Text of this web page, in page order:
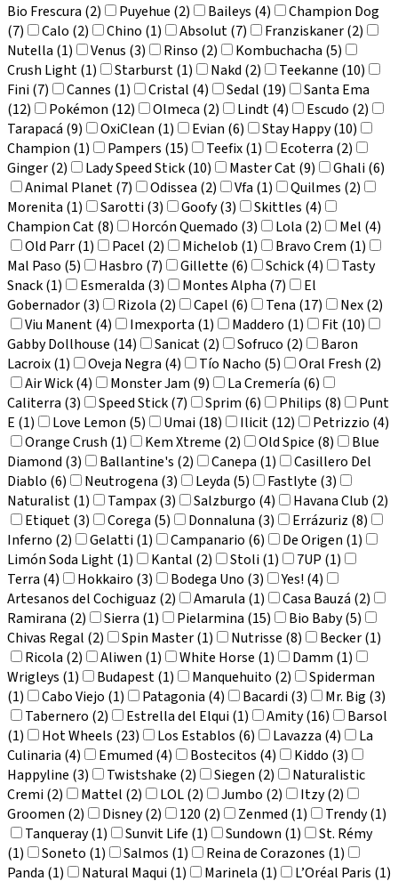
Bio Frescura (2)
Puyehue (2) Baileys (4)
Champion Dog
(7)
Calo (2) Chino (1) Absolut (7)
Franziskaner (2)
Nutella (1)
Venus (3) Rinso (2)
Kombuchacha (5)
Crush Light (1)
Starburst (1) Nakd (2)
Teekanne (10)
Fini (7)
Cannes (1) Cristal (4) Sedal (19)
Santa Ema
(12)
Pokémon (12) Olmeca (2) Lindt (4)
Escudo (2)
Tarapacá (9)
OxiClean (1) Evian (6)
Stay Happy (10)
Champion (1)
Pampers (15) Teefix (1)
Ecoterra (2)
Ginger (2)
Lady Speed Stick (10) Master Cat (9)
Ghali (6)
Animal Planet (7)
Odissea (2) Vfa (1)
Quilmes (2)
Morenita (1)
Sarotti (3) Goofy (3)
Skittles (4)
Champion Cat (8)
Horcón Quemado (3) Lola (2)
Mel (4)
Old Parr (1)
Pacel (2) Michelob (1)
Bravo Crem (1)
Mal Paso (5)
Hasbro (7) Gillette (6) Schick (4)
Tasty
Snack (1)
Esmeralda (3) Montes Alpha (7)
El
Gobernador (3)
Rizola (2) Capel (6) Tena (17)
Nex (2)
Viu Manent (4)
Imexporta (1) Maddero (1)
Fit (10)
Gabby Dollhouse (14)
Sanicat (2) Sofruco (2)
Baron
Lacroix (1)
Oveja Negra (4) Tío Nacho (5)
Oral Fresh (2)
Air Wick (4)
Monster Jam (9)
La Cremería (6)
Caliterra (3)
Speed Stick (7) Sprim (6) Philips (8)
Punt
E (1)
Love Lemon (5) Umai (18) Ilicit (12)
Petrizzio (4)
Orange Crush (1)
Kem Xtreme (2) Old Spice (8)
Blue
Diamond (3)
Ballantine's (2) Canepa (1)
Casillero Del
Diablo (6)
Neutrogena (3) Leyda (5)
Fastlyte (3)
Naturalist (1)
Tampax (3) Salzburgo (4)
Havana Club (2)
Etiquet (3)
Corega (5) Donnaluna (3)
Errázuriz (8)
Inferno (2)
Gelatti (1) Campanario (6)
De Origen (1)
Limón Soda Light (1)
Kantal (2) Stoli (1)
7UP (1)
Terra (4)
Hokkairo (3) Bodega Uno (3)
Yes! (4)
Artesanos del Cochiguaz (2)
Amarula (1)
Casa Bauzá (2)
Ramirana (2)
Sierra (1) Pielarmina (15)
Bio Baby (5)
Chivas Regal (2)
Spin Master (1) Nutrisse (8)
Becker (1)
Ricola (2)
Aliwen (1) White Horse (1)
Damm (1)
Wrigleys (1)
Budapest (1) Manquehuito (2)
Spiderman
(1)
Cabo Viejo (1) Patagonia (4) Bacardi (3)
Mr. Big (3)
Tabernero (2)
Estrella del Elqui (1) Amity (16)
Barsol
(1)
Hot Wheels (23) Los Establos (6) Lavazza (4)
La
Culinaria (4)
Emumed (4) Bostecitos (4)
Kiddo (3)
Happyline (3)
Twistshake (2) Siegen (2)
Naturalistic
Cremi (2)
Mattel (2) LOL (2) Jumbo (2)
Itzy (2)
Groomen (2)
Disney (2) 120 (2) Zenmed (1)
Trendy (1)
Tanqueray (1)
Sunvit Life (1) Sundown (1)
St. Rémy
(1)
Soneto (1) Salmos (1)
Reina de Corazones (1)
Panda (1)
Natural Maqui (1) Marinela (1) L’Oréal Paris (1)